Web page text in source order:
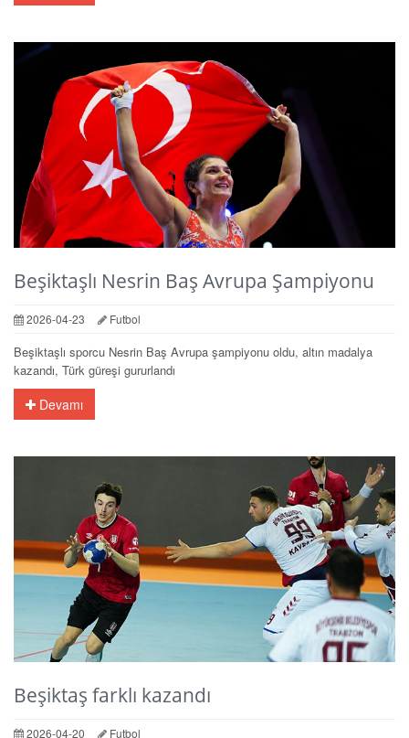
Beşiktaşlı Nesrin Baş Avrupa Şampiyonu
2026-04-23 Futbol
Beşiktaşlı sporcu Nesrin Baş Avrupa şampiyonu oldu, altın madalya
kazandı, Türk güreşi gururlandı
Devamı
Beşiktaş farklı kazandı
2026-04-20 Futbol